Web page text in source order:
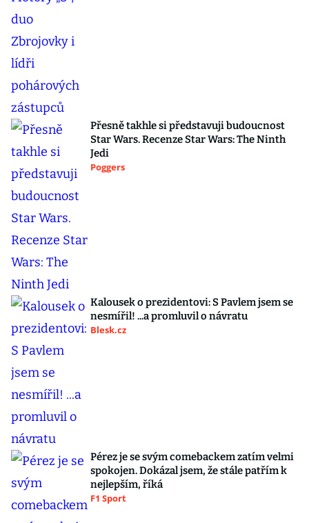
Přesně takhle si představuji budoucnost
Star Wars. Recenze Star Wars: The Ninth
Jedi
Poggers
Kalousek o prezidentovi: S Pavlem jsem se
nesmířil! ...a promluvil o návratu
Blesk.cz
Pérez je se svým comebackem zatím velmi
spokojen. Dokázal jsem, že stále patřím k
nejlepším, říká
F1 Sport